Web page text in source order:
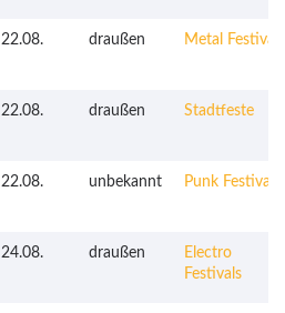
22.08. draußen Metal Festivals
22.08. draußen Stadtfeste
22.08. unbekannt Punk Festivals
24.08. draußen
Electro
Festivals